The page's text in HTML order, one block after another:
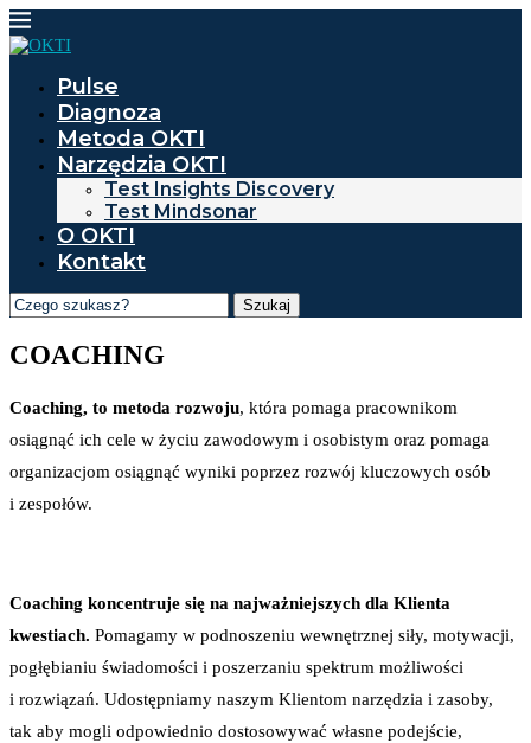
Pulse
Diagnoza
Metoda OKTI
Narzędzia OKTI
Test Insights Discovery
Test Mindsonar
O OKTI
Kontakt
Szukaj
COACHING
Coaching, to metoda rozwoju, która pomaga pracownikom
osiągnąć ich cele w życiu zawodowym i osobistym oraz pomaga
organizacjom osiągnąć wyniki poprzez rozwój kluczowych osób
i zespołów.
Coaching koncentruje się na najważniejszych dla Klienta
kwestiach. Pomagamy w podnoszeniu wewnętrznej siły, motywacji,
pogłębianiu świadomości i poszerzaniu spektrum możliwości
i rozwiązań. Udostępniamy naszym Klientom narzędzia i zasoby,
tak aby mogli odpowiednio dostosowywać własne podejście,